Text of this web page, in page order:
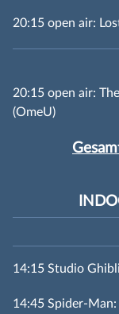
20:15 open air:
20:15 open air:
(OmeU)
14:15 Studio
14:45 Spider-